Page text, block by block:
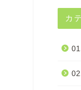
カ